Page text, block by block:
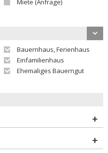
Miete (Anfrage)
Bauernhaus, Ferienhaus
Einfamilienhaus
Ehemaliges Bauerngut